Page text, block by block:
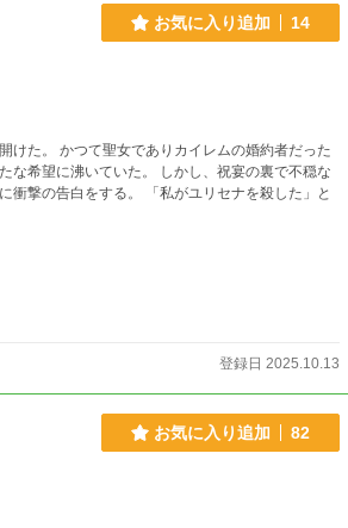
お気に入り追加 14
けた。 かつて聖女でありカイレムの婚約者だった
な希望に沸いていた。 しかし、祝宴の裏で不穏な
衝撃の告白をする。 「私がユリセナを殺した」と
登録日 2025.10.13
お気に入り追加 82